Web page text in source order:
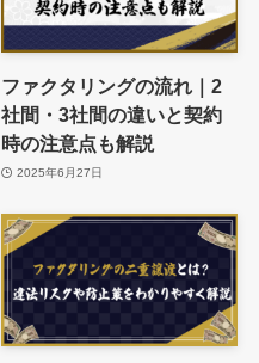
ファクタリングの流れ｜2
社間・3社間の違いと契約
時の注意点も解説
2025年6月27日